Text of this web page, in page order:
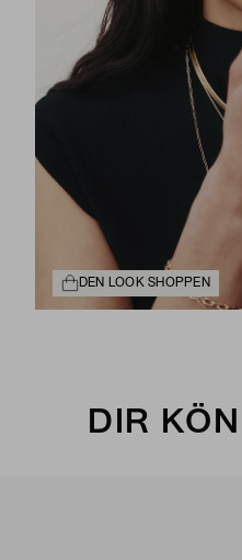
DEN LOOK SHOPPEN
DIR